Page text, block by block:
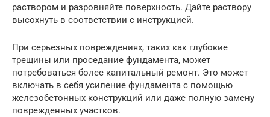
раствором и разровняйте поверхность. Дайте раствору
высохнуть в соответствии с инструкцией.
При серьезных повреждениях, таких как глубокие
трещины или проседание фундамента, может
потребоваться более капитальный ремонт. Это может
включать в себя усиление фундамента с помощью
железобетонных конструкций или даже полную замену
поврежденных участков.